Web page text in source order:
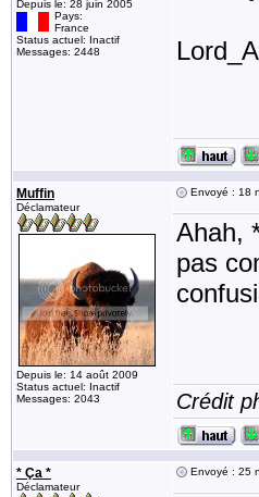
Depuis le: 28 juin 2005
Pays:
France
Status actuel: Inactif
Messages: 2448
Muffin
Déclamateur
Depuis le: 14 août 2009
Status actuel: Inactif
Messages: 2043
Envoyé : 18
Ahah,
pas
Crédit
* Ça *
Déclamateur
Envoyé : 25